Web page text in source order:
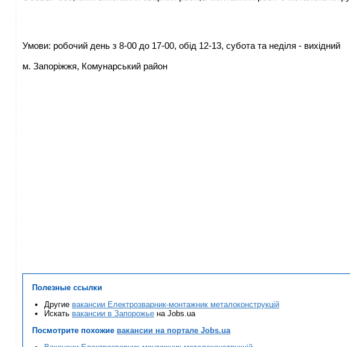
Умови: робочий день з 8-00 до 17-00, обід 12-13, субота та неділя - вихідний
м. Запоріжжя, Комунарський район
Полезные ссылки
Другие вакансии Електрозварник-монтажник металоконструкцій
Искать вакансии в Запорожье на Jobs.ua
Посмотрите похожие вакансии на портале Jobs.ua